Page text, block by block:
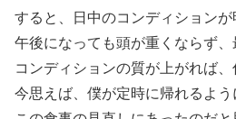
すると、日中のコンディションが
午後になっても頭が重くならず、
コンディションの質が上がれば、
今思えば、僕が定時に帰れるよう